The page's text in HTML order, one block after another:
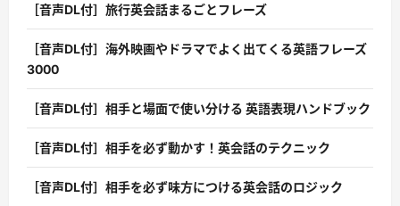
［音声DL付］旅行英会話まるごとフレーズ
［音声DL付］海外映画やドラマでよく出てくる英語フレーズ
3000
［音声DL付］相手と場面で使い分ける 英語表現ハンドブック
［音声DL付］相手を必ず動かす！英会話のテクニック
［音声DL付］相手を必ず味方につける英会話のロジック